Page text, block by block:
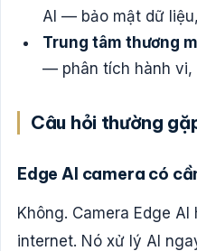
AI — bảo mật dữ
Trung tâm thương
— phân tích hành vi,
Câu hỏi thường
Edge AI camera có
Không. Camera Edge
internet. Nó xử lý AI